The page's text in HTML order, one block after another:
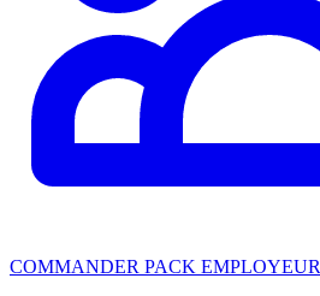
COMMANDER PACK EMPLOYEUR